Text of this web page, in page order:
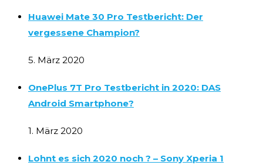
Huawei Mate 30 Pro Testbericht: Der
vergessene Champion?
5. März 2020
OnePlus 7T Pro Testbericht in 2020: DAS
Android Smartphone?
1. März 2020
Lohnt es sich 2020 noch ? – Sony Xperia 1